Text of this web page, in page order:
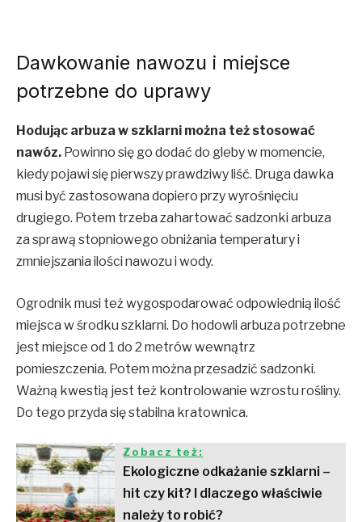
Dawkowanie nawozu i miejsce
potrzebne do uprawy
Hodując arbuza w szklarni można też stosować
nawóz. Powinno się go dodać do gleby w momencie,
kiedy pojawi się pierwszy prawdziwy liść. Druga dawka
musi być zastosowana dopiero przy wyrośnięciu
drugiego. Potem trzeba zahartować sadzonki arbuza
za sprawą stopniowego obniżania temperatury i
zmniejszania ilości nawozu i wody.
Ogrodnik musi też wygospodarować odpowiednią ilość
miejsca w środku szklarni. Do hodowli arbuza potrzebne
jest miejsce od 1 do 2 metrów wewnątrz
pomieszczenia. Potem można przesadzić sadzonki.
Ważną kwestią jest też kontrolowanie wzrostu rośliny.
Do tego przyda się stabilna kratownica.
Zobacz też:
Ekologiczne odkażanie szklarni –
hit czy kit? I dlaczego właściwie
należy to robić?